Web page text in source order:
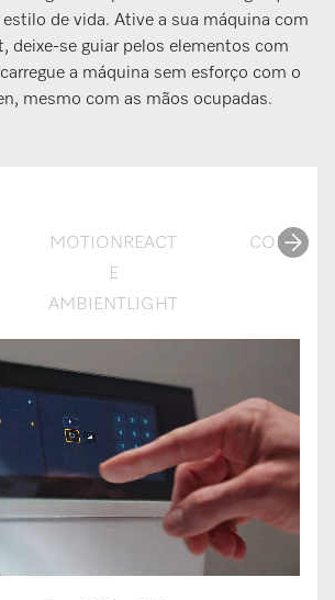
estilo de vida. Ative a sua máquina com
deixe-se guiar pelos elementos com
a máquina sem esforço com o
mesmo com as mãos ocupadas.
MOTIONREACT
E
AMBIENTLIGHT